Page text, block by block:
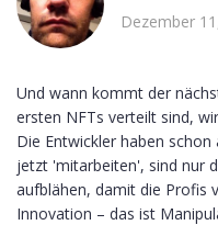
Dezember
Und wann kommt der
ersten NFTs verteilt sind,
Die Entwickler haben
jetzt 'mitarbeiten', sind nur
aufblähen, damit die Profis
Innovation – das ist